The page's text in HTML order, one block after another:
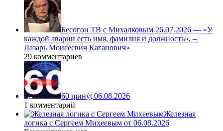
Бесогон ТВ с Михалковым 26.07.2026 — «У
каждой аварии есть имя, фамилия и должность», –
Лазарь Моисеевич Каганович»
29 комментариев
60 ṃинẏƫ 06.08.2026
1 комментарий
Железная
логика с Сергеем Михеевым от 06.08.2026